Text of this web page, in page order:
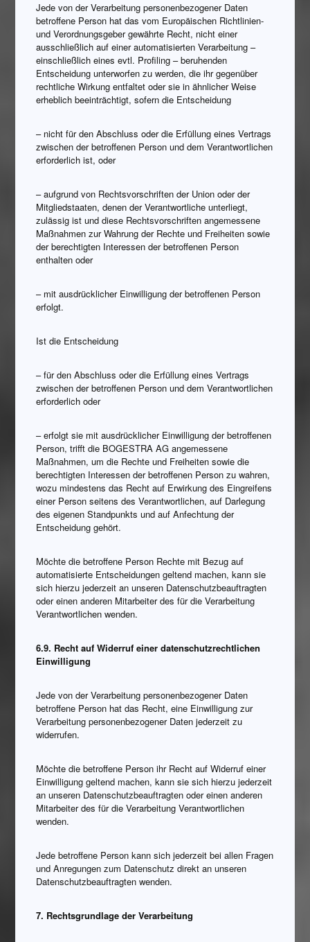
Jede von der Verarbeitung personenbezogener Daten
betroffene Person hat das vom Europäischen Richtlinien-
und Verordnungsgeber gewährte Recht, nicht einer
ausschließlich auf einer automatisierten Verarbeitung –
einschließlich eines evtl. Profiling – beruhenden
Entscheidung unterworfen zu werden, die ihr gegenüber
rechtliche Wirkung entfaltet oder sie in ähnlicher Weise
erheblich beeinträchtigt, sofern die Entscheidung
– nicht für den Abschluss oder die Erfüllung eines Vertrags
zwischen der betroffenen Person und dem Verantwortlichen
erforderlich ist, oder
– aufgrund von Rechtsvorschriften der Union oder der
Mitgliedstaaten, denen der Verantwortliche unterliegt,
zulässig ist und diese Rechtsvorschriften angemessene
Maßnahmen zur Wahrung der Rechte und Freiheiten sowie
der berechtigten Interessen der betroffenen Person
enthalten oder
– mit ausdrücklicher Einwilligung der betroffenen Person
erfolgt.
Ist die Entscheidung
– für den Abschluss oder die Erfüllung eines Vertrags
zwischen der betroffenen Person und dem Verantwortlichen
erforderlich oder
– erfolgt sie mit ausdrücklicher Einwilligung der betroffenen
Person, trifft die BOGESTRA AG angemessene
Maßnahmen, um die Rechte und Freiheiten sowie die
berechtigten Interessen der betroffenen Person zu wahren,
wozu mindestens das Recht auf Erwirkung des Eingreifens
einer Person seitens des Verantwortlichen, auf Darlegung
des eigenen Standpunkts und auf Anfechtung der
Entscheidung gehört.
Möchte die betroffene Person Rechte mit Bezug auf
automatisierte Entscheidungen geltend machen, kann sie
sich hierzu jederzeit an unseren Datenschutzbeauftragten
oder einen anderen Mitarbeiter des für die Verarbeitung
Verantwortlichen wenden.
6.9. Recht auf Widerruf einer datenschutzrechtlichen
Einwilligung
Jede von der Verarbeitung personenbezogener Daten
betroffene Person hat das Recht, eine Einwilligung zur
Verarbeitung personenbezogener Daten jederzeit zu
widerrufen.
Möchte die betroffene Person ihr Recht auf Widerruf einer
Einwilligung geltend machen, kann sie sich hierzu jederzeit
an unseren Datenschutzbeauftragten oder einen anderen
Mitarbeiter des für die Verarbeitung Verantwortlichen
wenden.
Jede betroffene Person kann sich jederzeit bei allen Fragen
und Anregungen zum Datenschutz direkt an unseren
Datenschutzbeauftragten wenden.
7. Rechtsgrundlage der Verarbeitung